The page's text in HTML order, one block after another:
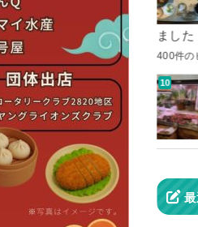
ました
400件の